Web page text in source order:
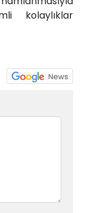
kolaylıklar